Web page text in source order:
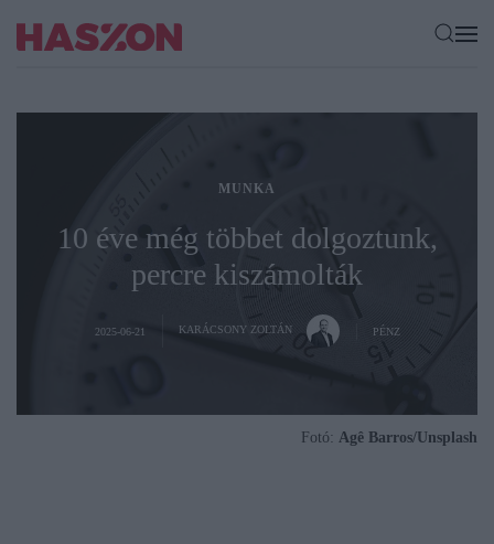
MUNKA
10 éve még többet dolgoztunk,
percre kiszámolták
2025-06-21 KARÁCSONY ZOLTÁN PÉNZ
Fotó: Agê Barros/Unsplash